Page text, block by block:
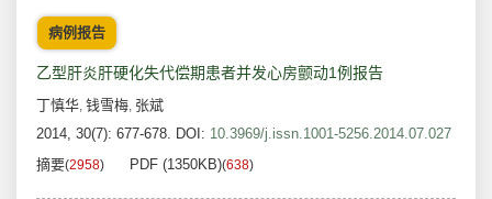
病例报告
乙型肝炎肝硬化失代偿期患者并发心房颤动1例报告
丁慎华, 钱雪梅, 张斌
2014, 30(7): 677-678. DOI: 10.3969/j.issn.1001-5256.2014.07.027
摘要(2958) PDF (1350KB)(638)